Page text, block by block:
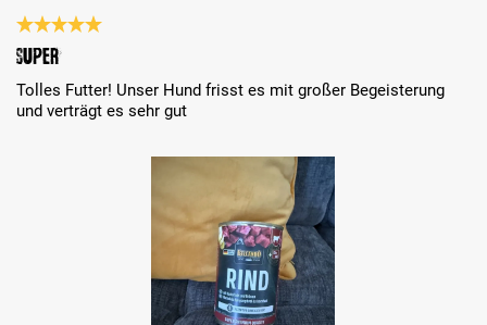
Review with rating of 5 out of 5 stars
Super
Tolles Futter! Unser Hund frisst es mit großer Begeisterung
und verträgt es sehr gut